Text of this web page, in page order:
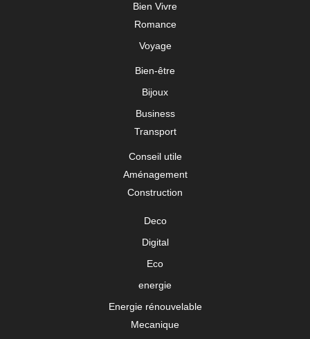
Bien Vivre
Romance
Voyage
Bien-être
Bijoux
Business
Transport
Conseil utile
Aménagement
Construction
Deco
Digital
Eco
energie
Energie rénouvelable
Mecanique